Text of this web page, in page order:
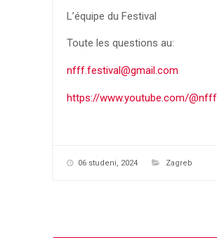
L’équipe du Festival
Toute les questions au:
nfff.festival@gmail.com
https://www.youtube.com/
06 studeni, 2024 Zagreb